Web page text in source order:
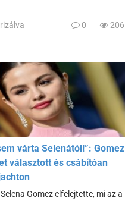
0 206
várta Selenától!”: Gomez
választott és csábítóan
Gomez elfelejtette, mi az a